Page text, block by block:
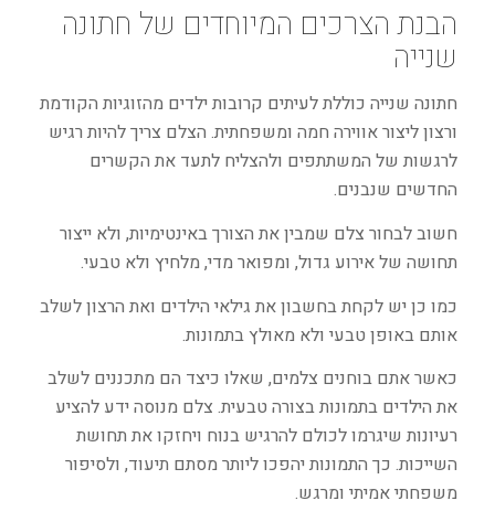
הבנת הצרכים המיוחדים של חתונה
שנייה
חתונה שנייה כוללת לעיתים קרובות ילדים מהזוגיות הקודמת
ורצון ליצור אווירה חמה ומשפחתית. הצלם צריך להיות רגיש
לרגשות של המשתתפים ולהצליח לתעד את הקשרים
החדשים שנבנים.
חשוב לבחור צלם שמבין את הצורך באינטימיות, ולא ייצור
תחושה של אירוע גדול, ומפואר מדי, מלחיץ ולא טבעי.
כמו כן יש לקחת בחשבון את גילאי הילדים ואת הרצון לשלב
אותם באופן טבעי ולא מאולץ בתמונות.
כאשר אתם בוחנים צלמים, שאלו כיצד הם מתכננים לשלב
את הילדים בתמונות בצורה טבעית. צלם מנוסה ידע להציע
רעיונות שיגרמו לכולם להרגיש בנוח ויחזקו את תחושת
השייכות. כך התמונות יהפכו ליותר מסתם תיעוד, ולסיפור
משפחתי אמיתי ומרגש.